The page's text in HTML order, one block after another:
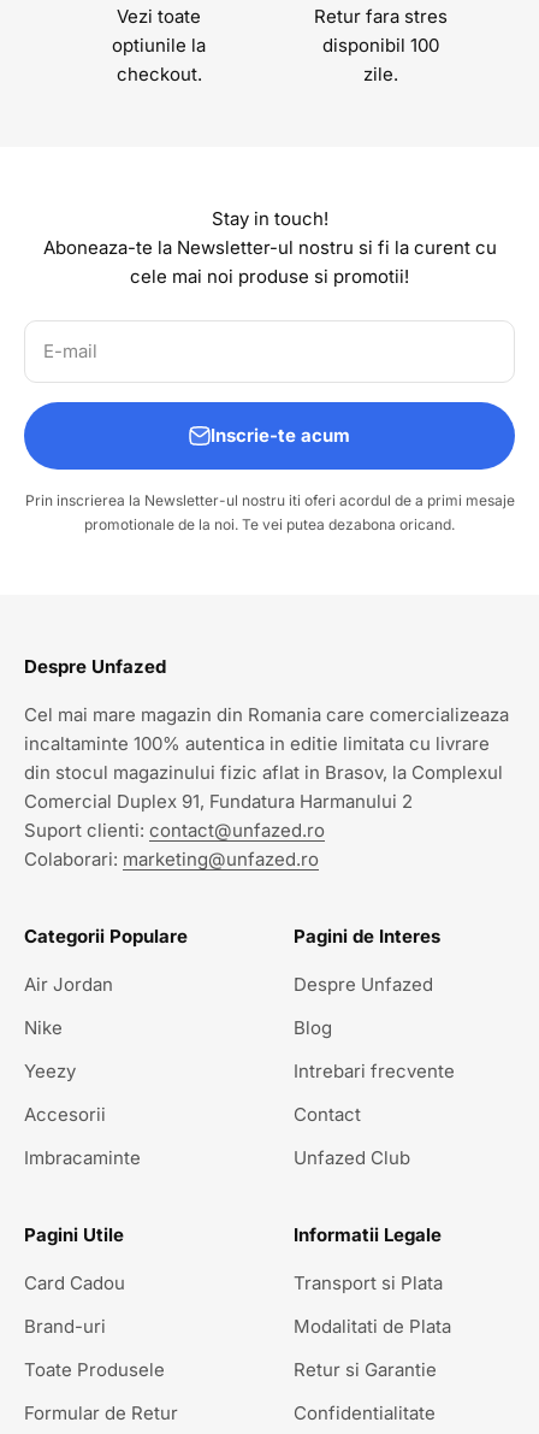
Vezi toate
optiunile la
checkout.
Retur fara stres
disponibil 100
zile.
Stay in touch!
Aboneaza-te la Newsletter-ul nostru si fi la curent cu
cele mai noi produse si promotii!
E-mail
Inscrie-te acum
Prin inscrierea la Newsletter-ul nostru iti oferi acordul de a primi mesaje
promotionale de la noi. Te vei putea dezabona oricand.
Despre Unfazed
Cel mai mare magazin din Romania care comercializeaza
incaltaminte 100% autentica in editie limitata cu livrare
din stocul magazinului fizic aflat in Brasov, la Complexul
Comercial Duplex 91, Fundatura Harmanului 2
Suport clienti: contact@unfazed.ro
Colaborari: marketing@unfazed.ro
Categorii Populare
Air Jordan
Nike
Yeezy
Accesorii
Imbracaminte
Pagini de Interes
Despre Unfazed
Blog
Intrebari frecvente
Contact
Unfazed Club
Pagini Utile
Card Cadou
Brand-uri
Toate Produsele
Formular de Retur
Informatii Legale
Transport si Plata
Modalitati de Plata
Retur si Garantie
Confidentialitate